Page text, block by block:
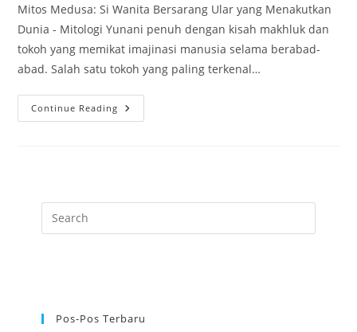
Mitos Medusa: Si Wanita Bersarang Ular yang Menakutkan
Dunia - Mitologi Yunani penuh dengan kisah makhluk dan
tokoh yang memikat imajinasi manusia selama berabad-
abad. Salah satu tokoh yang paling terkenal…
Continue Reading Mitos
Medusa:
Pos-Pos Terbaru